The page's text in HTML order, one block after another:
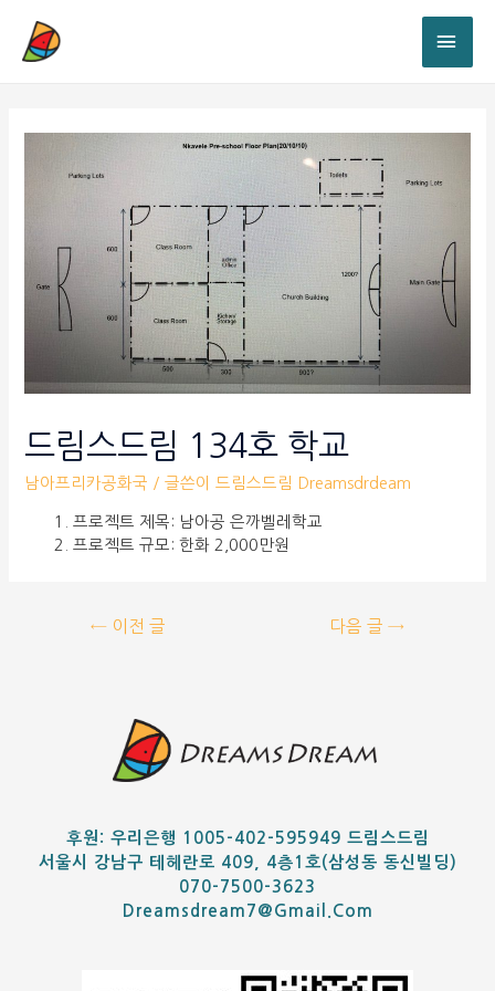
드림스드림 134호 학교
남아프리카공화국 / 글쓴이 드림스드림 Dreamsdrdeam
프로젝트 제목: 남아공 은까벨레학교
프로젝트 규모: 한화 2,000만원
←이전 글 다음 글→
후원: 우리은행 1005-402-595949 드림스드림
서울시 강남구 테헤란로 409, 4층1호(삼성동 동신빌딩)
070-7500-3623
Dreamsdream7@gmail.com